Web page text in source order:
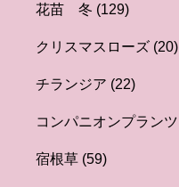
花苗 冬 (129)
クリスマスローズ (20)
チランジア (22)
コンパニオンプランツ
宿根草 (59)